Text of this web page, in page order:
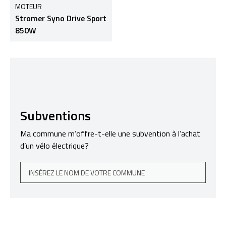
MOTEUR
Stromer Syno Drive Sport
850W
Subventions
Ma commune m’offre-t-elle une subvention à l’achat
d’un vélo électrique?